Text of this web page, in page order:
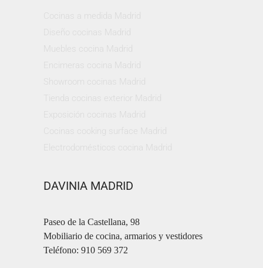
DAVINIA MADRID
Paseo de la Castellana, 98
Mobiliario de cocina, armarios y vestidores
Teléfono: 910 569 372